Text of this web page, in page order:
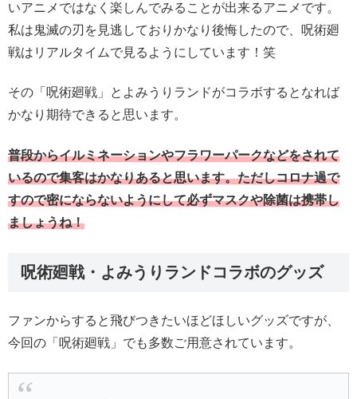
いアニメではなく楽しんでみることが出来るアニメです。
私は鬼滅の刃を見逃しておりかなり後悔したので、呪術廻
戦はリアルタイムで見るようにしています！笑
その「呪術廻戦」とよみうりランドがコラボするとなれば
かなり期待できると思います。
普段からイルミネーションやフラワーパークなどをされて
いるので集客はかなりあると思います。ただしコロナ過で
すので密にならないようにして必ずマスクや除菌は携帯し
ましょうね！
呪術廻戦・よみうりランドコラボのグッズ
ファンからすると飛びつきたいほどほしいグッズですが、
今回の「呪術廻戦」でも多数ご用意されています。